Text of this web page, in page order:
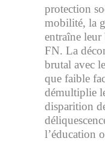
protection
mobilité, la
entraîne leur
FN. La
brutal avec
que faible
démultiplie
disparition
l’éducation